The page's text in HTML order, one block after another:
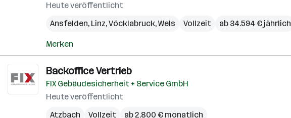
Heute veröffentlicht
Ansfelden, Linz,Vöcklabruck,Wels Vollzeit ab 34.594 € jährlich
Merken
Backoffice Vertrieb
FIX Gebäudesicherheit + Service GmbH
Heute veröffentlicht
Atzbach
Vollzeit ab 2.800 € monatlich